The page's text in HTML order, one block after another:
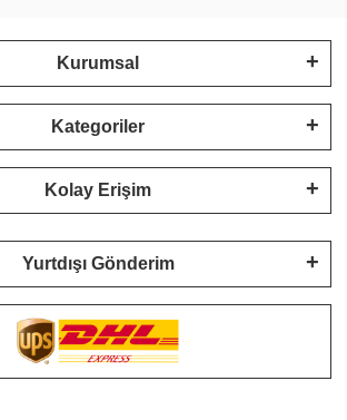
Kurumsal
Kategoriler
Kolay Erişim
Yurtdışı Gönderim